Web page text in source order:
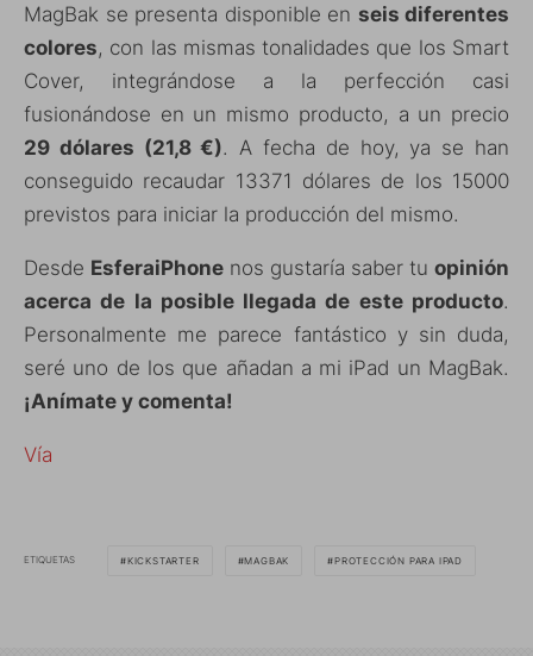
MagBak se presenta disponible en seis diferentes
colores, con las mismas tonalidades que los Smart
Cover, integrándose a la perfección casi
fusionándose en un mismo producto, a un precio
29 dólares (21,8 €). A fecha de hoy, ya se han
conseguido recaudar 13371 dólares de los 15000
previstos para iniciar la producción del mismo.
Desde EsferaiPhone nos gustaría saber tu opinión
acerca de la posible llegada de este producto.
Personalmente me parece fantástico y sin duda,
seré uno de los que añadan a mi iPad un MagBak.
¡Anímate y comenta!
Vía
ETIQUETAS KICKSTARTER MAGBAK PROTECCIÓN PARA IPAD